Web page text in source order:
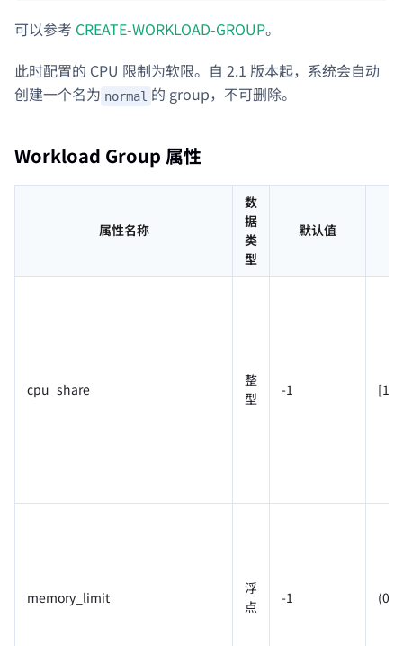
可以参考 CREATE-WORKLOAD-GROUP。
此时配置的 CPU 限制为软限。自 2.1 版本起，系统会自动
创建一个名为 normal 的 group，不可删除。
Workload Group 属性
属性名称
数
据
类
型
默认值
cpu_share
整
型
-1 [1,
memory_limit
浮
点
-1